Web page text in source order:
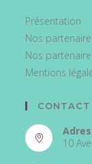
Présentation
Nos
Nos
Mentions
CONTACT
10